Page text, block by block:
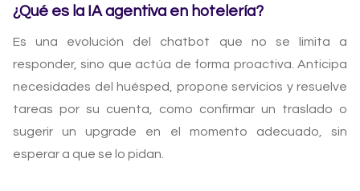
¿Qué es la IA agentiva en hotelería?
Es una evolución del chatbot que no se limita a
responder, sino que actúa de forma proactiva. Anticipa
necesidades del huésped, propone servicios y resuelve
tareas por su cuenta, como confirmar un traslado o
sugerir un upgrade en el momento adecuado, sin
esperar a que se lo pidan.